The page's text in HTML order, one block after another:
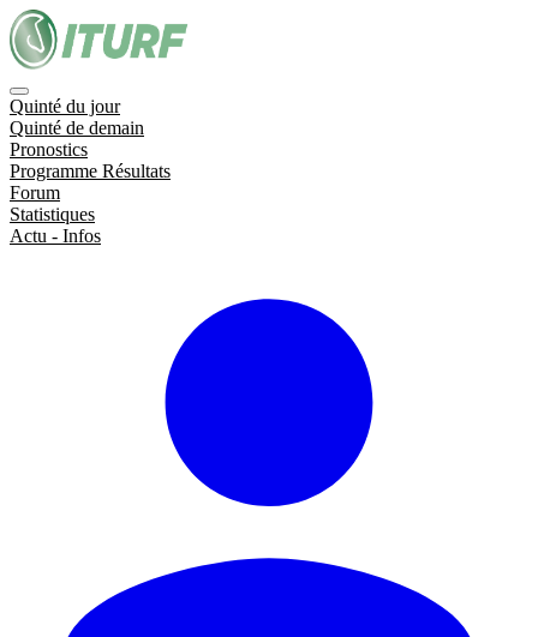
Quinté du jour
Quinté de demain
Pronostics
Programme Résultats
Forum
Statistiques
Actu - Infos